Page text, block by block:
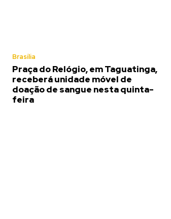
Brasília
Praça do Relógio, em Taguatinga,
receberá unidade móvel de
doação de sangue nesta quinta-
feira